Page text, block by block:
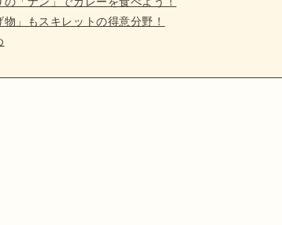
物」もスキレットの得意分野！